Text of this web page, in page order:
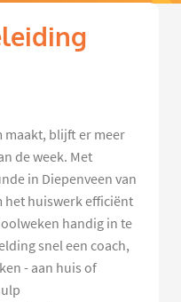
maakt, blijft er meer
de week. Met
in Diepenveen van
het huiswerk efficiënt
handig in te
snel een coach,
- aan huis of